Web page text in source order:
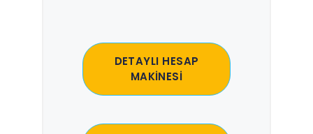
DETAYLI HESAP
MAKİNESİ